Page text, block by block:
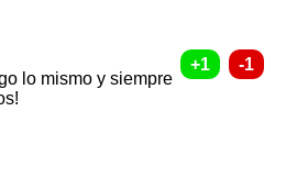
lo mismo y siempre